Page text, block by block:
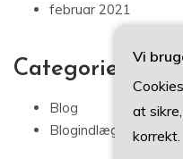
februar 2021
Categories
Blog
Blogindlæg
Vi
at
korrekt.